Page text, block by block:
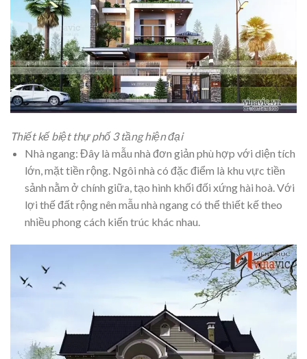
Thiết kế biệt thự phố 3 tầng hiện đại
Nhà ngang: Đây là mẫu nhà đơn giản phù hợp với diện tích
lớn, mặt tiền rộng. Ngôi nhà có đặc điểm là khu vực tiền
sảnh nằm ở chính giữa, tạo hình khối đối xứng hài hoà. Với
lợi thế đất rộng nên mẫu nhà ngang có thể thiết kế theo
nhiều phong cách kiến trúc khác nhau.